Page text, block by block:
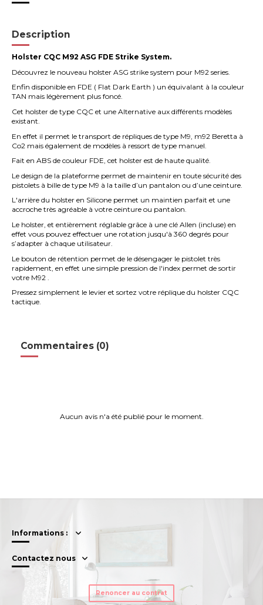
Description
Holster CQC M92 ASG FDE Strike System.
Découvrez le nouveau holster ASG strike system pour M92 series.
Enfin disponible en FDE ( Flat Dark Earth ) un équivalant à la couleur
TAN mais légèrement plus foncé.
Cet holster de type CQC et une Alternative aux différents modèles
existant.
En effet il permet le transport de répliques de type M9, m92 Beretta à
Co2 mais également de modèles à ressort de type manuel.
Fait en ABS de couleur FDE, cet holster est de haute qualité.
Le design de la plateforme permet de maintenir en toute sécurité des
pistolets à bille de type M9 à la taille d’un pantalon ou d’une ceinture.
L'arrière du holster en Silicone permet un maintien parfait et une
accroche très agréable à votre ceinture ou pantalon.
Le holster, et entièrement réglable grâce à une clé Allen (incluse) en
effet vous pouvez effectuer une rotation jusqu'à 360 degrés pour
s’adapter à chaque utilisateur.
Le bouton de rétention permet de le désengager le pistolet très
rapidement, en effet une simple pression de l'index permet de sortir
votre M92 .
Pressez simplement le levier et sortez votre réplique du holster CQC
tactique.
Commentaires (0)
Aucun avis n'a été publié pour le moment.
Informations :
Contactez nous
Renoncer au contrat